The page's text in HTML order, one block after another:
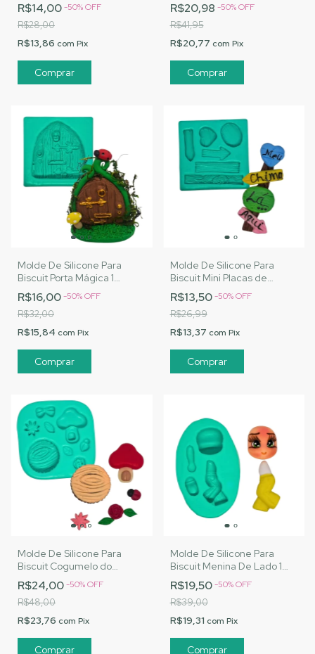
R$14,00-50%OFF
R$28,00
R$13,86 com Pix
Cód. A164
R$20,98 -50%OFF
R$41,95
R$20,77 com Pix
Molde De Silicone Para
Biscuit Porta Mágica 1
Entalhada - MJ Artesanatos
|Cód. A159
R$16,00-50%OFF
R$32,00
R$15,84 com Pix
Molde De Silicone Para
Biscuit Mini Placas de
Madeira - MJ Artesanatos |
Cód. A161
R$13,50-50%OFF
R$26,99
R$13,37 com Pix
Molde De Silicone Para
Biscuit Cogumelo do
Jardim - MJ Artesanatos |
Cód. A163
R$24,00-50%OFF
R$48,00
R$23,76 com Pix
Molde De Silicone Para
Biscuit Menina De Lado 1
Jeans - MJ Artesanatos |
Cód. A167
R$19,50-50%OFF
R$39,00
R$19,31 com Pix